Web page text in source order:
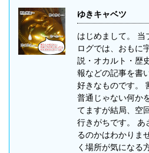
ゆきキャベツ
はじめまして。
ログでは、おもに
説・オカルト・歴
報などの記事を書
好きなものです。
普通じゃない何か
てますが結局、空
行きがちです。 あ
るのかはわかりま
く場所が気になる